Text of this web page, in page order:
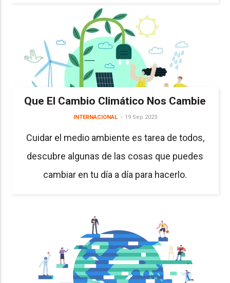
Que El Cambio Climático Nos Cambie
INTERNACIONAL 19 Sep 2023
Cuidar el medio ambiente es tarea de todos,
descubre algunas de las cosas que puedes
cambiar en tu día a día para hacerlo.